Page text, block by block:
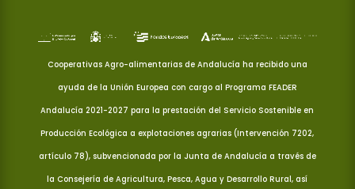
Cooperativas Agro-alimentarias de Andalucía ha recibido una
ayuda de la Unión Europea con cargo al Programa FEADER
Andalucía 2021-2027 para la prestación del Servicio Sostenible en
Producción Ecológica a explotaciones agrarias (Intervención 7202,
artículo 78), subvencionada por la Junta de Andalucía a través de
la Consejería de Agricultura, Pesca, Agua y Desarrollo Rural, así